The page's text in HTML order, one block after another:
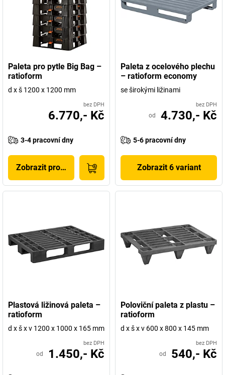
Paleta pro pytle Big Bag –
ratioform
d x š 1200 x 1200 mm
bez DPH
6.770,- Kč
3-4 pracovní dny
Zobrazit produkt
Paleta z ocelového plechu
– ratioform economy
se širokými ližinami
bez DPH
od 4.730,- Kč
5-6 pracovní dny
Zobrazit 6 variant
Plastová ližinová paleta –
ratioform
d x š x v 1200 x 1000 x 165 mm
bez DPH
od 1.450,- Kč
Poloviční paleta z plastu –
ratioform
d x š x v 600 x 800 x 145 mm
bez DPH
od 540,- Kč